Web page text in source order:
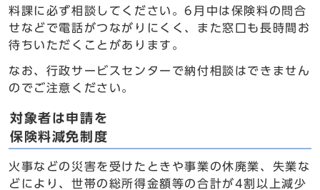
料課に必ず相談してください。6月中は保険料の問合
せなどで電話がつながりにくく、また窓口も長時間お
待ちいただくことがあります。
なお、行政サービスセンターで納付相談はできません
のでご注意ください。
対象者は申請を
保険料減免制度
火事などの災害を受けたときや事業の休廃業、失業な
どにより、世帯の総所得金額等の合計が4割以上減少